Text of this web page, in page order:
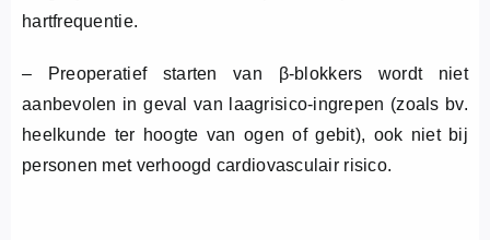
hartfrequentie.
– Preoperatief starten van β-blokkers wordt niet
aanbevolen in geval van laagrisico-ingrepen (zoals bv.
heelkunde ter hoogte van ogen of gebit), ook niet bij
personen met verhoogd cardiovasculair risico.